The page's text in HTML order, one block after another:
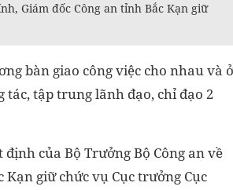
Giám đốc Công an tỉnh Bắc Kạn giữ
bàn giao công việc cho nhau và ở
tập trung lãnh đạo, chỉ đạo 2
của Bộ Trưởng Bộ Công an về
giữ chức vụ Cục trưởng Cục